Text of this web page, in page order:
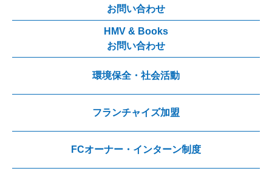
お問い合わせ
HMV & Books
お問い合わせ
環境保全・社会活動
フランチャイズ加盟
FCオーナー・インターン制度